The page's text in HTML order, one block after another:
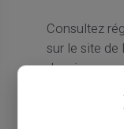
Consultez
sur le site de
dossiers.
Utilisez les
vos besoins